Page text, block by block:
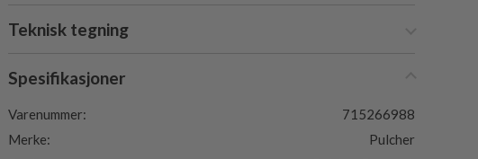
Teknisk tegning
Spesifikasjoner
Varenummer:
715266988
Merke:
Pulcher